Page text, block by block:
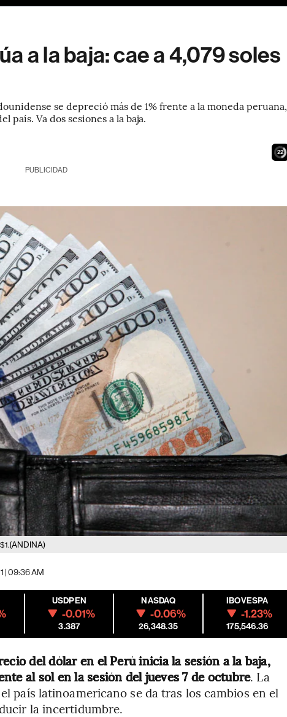
a la baja: cae a 4,079 soles
se depreció más de 1% frente a la moneda peruana,
país. Va dos sesiones a la baja.
20
PUBLICIDAD
(ANDINA)
| 09:36 AM
USDPEN
-0.01%
3.387
NASDAQ
-0.06%
26,348.35
IBOVESPA
-1.23%
175,546.36
del dólar en el Perú inicia la sesión a la baja,
al sol en la sesión del jueves 7 de octubre. La
país latinoamericano se da tras los cambios en el
la incertidumbre.